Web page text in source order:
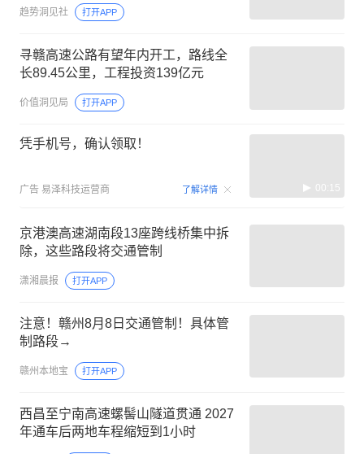
趋势洞见社 打开APP
寻赣高速公路有望年内开工，路线全
长89.45公里，工程投资139亿元
价值洞见局 打开APP
凭手机号，确认领取！
广告 易泽科技运营商 了解详情 00:15
京港澳高速湖南段13座跨线桥集中拆
除，这些路段将交通管制
潇湘晨报 打开APP
注意！赣州8月8日交通管制！具体管
制路段→
赣州本地宝 打开APP
西昌至宁南高速螺髻山隧道贯通 2027
年通车后两地车程缩短到1小时